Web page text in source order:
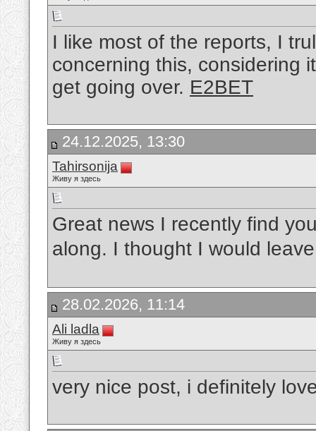
I like most of the reports, I
concerning this, considering
get going over. E2BET
24.12.2025, 13:30
Tahirsonija
Живу я здесь
Great news I recently find
along. I thought I would
28.02.2026, 11:14
Ali ladla
Живу я здесь
very nice post, i definitely